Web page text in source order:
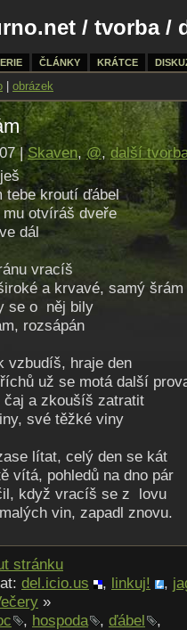
/ tvorba/
ČLÁNKY KRÁTCE
obrázek
|Skaven,@,další
tebe kroutí ďábel
otvíráš dveře
dál
vracíš
a krvavé, samý šrám
se o něj bily
rozsápán
vzbudíš, hraje den
už se motá další
a zkoušíš zatratit
své těžké viny
lítat, celý den se kát
vítá, pohledů na dno pár
když vracíš se z lovu
vin, zapadl znovu.
stránku
del.icio.us , linkuj! ,
»
, hospoda , ďábel
,